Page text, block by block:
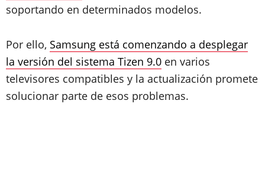
soportando en determinados modelos.
Por ello, Samsung está comenzando a desplegar
la versión del sistema Tizen 9.0 en varios
televisores compatibles y la actualización promete
solucionar parte de esos problemas.